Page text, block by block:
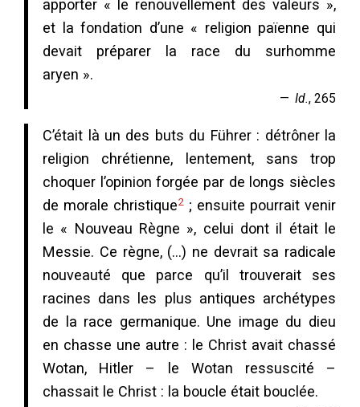
apporter « le renouvellement des valeurs »,
et la fondation d’une « religion païenne qui
devait préparer la race du surhomme
aryen ».
Id., 265
C’était là un des buts du Führer : détrôner la
religion chrétienne, lentement, sans trop
choquer l’opinion forgée par de longs siècles
de morale christique2 ; ensuite pourrait venir
le « Nouveau Règne », celui dont il était le
Messie. Ce règne, (…) ne devrait sa radicale
nouveauté que parce qu’il trouverait ses
racines dans les plus antiques archétypes
de la race germanique. Une image du dieu
en chasse une autre : le Christ avait chassé
Wotan, Hitler – le Wotan ressuscité –
chassait le Christ : la boucle était bouclée.